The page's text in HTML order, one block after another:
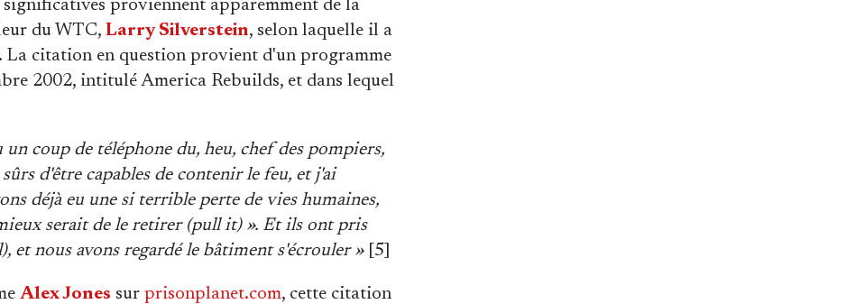
significatives proviennent apparemment de la
du WTC, Larry Silverstein, selon laquelle il a
La citation en question provient d'un programme
2002, intitulé America Rebuilds, et dans lequel
un coup de téléphone du, heu, chef des pompiers,
d'être capables de contenir le feu, et j'ai
déjà eu une si terrible perte de vies humaines,
serait de le retirer (pull it) ». Et ils ont pris
et nous avons regardé le bâtiment s'écrouler »[5]
Alex Jones sur prisonplanet.com, cette citation